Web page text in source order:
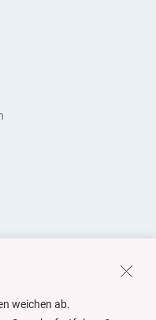
weichen ab.